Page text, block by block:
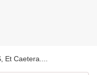
Et Caetera...